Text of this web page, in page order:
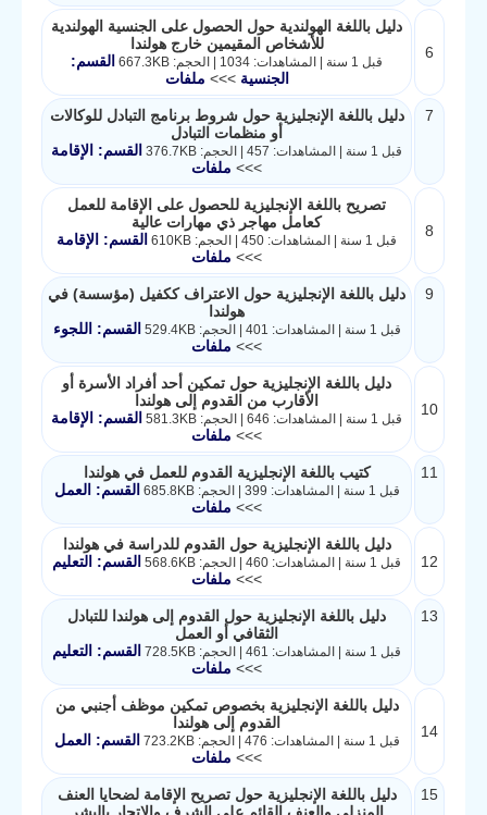
6
دليل باللغة الهولندية حول الحصول على الجنسية الهولندية
للأشخاص المقيمين خارج هولندا
قبل 1 سنة | المشاهدات: 1034 | الحجم: 667.3KB
القسم:
الجنسية>>> ملفات
7
دليل باللغة الإنجليزية حول شروط برنامج التبادل للوكالات
أو منظمات التبادل
قبل 1 سنة | المشاهدات: 457 | الحجم: 376.7KB
القسم: الإقامة
>>> ملفات
8
تصريح باللغة الإنجليزية للحصول على الإقامة للعمل
كعامل مهاجر ذي مهارات عالية
قبل 1 سنة | المشاهدات: 450 | الحجم: 610KB
القسم: الإقامة
>>> ملفات
9
دليل باللغة الإنجليزية حول الاعتراف ككفيل (مؤسسة) في
هولندا
قبل 1 سنة | المشاهدات: 401 | الحجم: 529.4KB
القسم: اللجوء
>>> ملفات
10
دليل باللغة الإنجليزية حول تمكين أحد أفراد الأسرة أو
الأقارب من القدوم إلى هولندا
قبل 1 سنة | المشاهدات: 646 | الحجم: 581.3KB
القسم: الإقامة
>>> ملفات
11 كتيب باللغة الإنجليزية القدوم للعمل في هولندا
قبل 1 سنة | المشاهدات: 399 | الحجم: 685.8KB
القسم: العمل
>>> ملفات
12
دليل باللغة الإنجليزية حول القدوم للدراسة في هولندا
قبل 1 سنة | المشاهدات: 460 | الحجم: 568.6KB
القسم: التعليم
>>> ملفات
13
دليل باللغة الإنجليزية حول القدوم إلى هولندا للتبادل
الثقافي أو العمل
قبل 1 سنة | المشاهدات: 461 | الحجم: 728.5KB
القسم: التعليم
>>> ملفات
14
دليل باللغة الإنجليزية بخصوص تمكين موظف أجنبي من
القدوم إلى هولندا
قبل 1 سنة | المشاهدات: 476 | الحجم: 723.2KB
القسم: العمل
>>> ملفات
15
دليل باللغة الإنجليزية حول تصريح الإقامة لضحايا العنف